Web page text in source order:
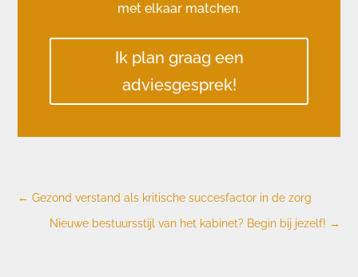
met elkaar matchen.
Ik plan graag een
adviesgesprek!
←Gezond verstand als kritische succesfactor in de zorg
Nieuwe bestuursstijl van het kabinet? Begin bij jezelf! →